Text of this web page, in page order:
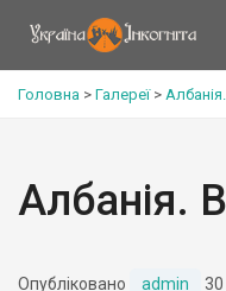
Головна > Галереї>
Албанія.
Опубліковано admin